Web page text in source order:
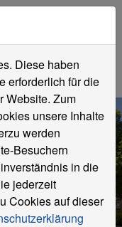
Diese haben
erforderlich für die
Website. Zum
unsere Inhalte
werden
Besuchern
in die
jederzeit
Cookies auf dieser